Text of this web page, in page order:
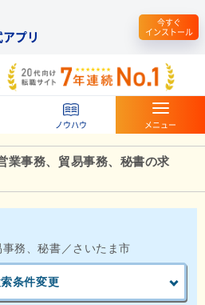
プリ
今すぐ
インストール
ノウハウ メニュー
業事務、貿易事務、秘書の求
務、秘書／さいたま市
条件変更